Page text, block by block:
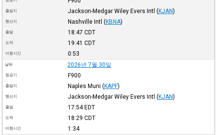
출발지 Jackson-Medgar Wiley Evers Intl (KJAN)
행선지 Nashville Intl (KBNA)
출발 18:47 CDT
도착 19:41 CDT
비행시간 0:53
날짜 2026년 7월 30일
항공기 F900
출발지 Naples Muni (KAPF)
행선지 Jackson-Medgar Wiley Evers Intl (KJAN)
출발 17:54EDT
도착 18:29 CDT
비행시간 1:34